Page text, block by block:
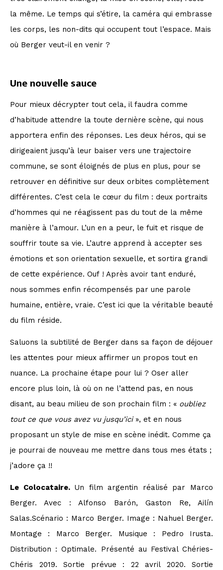
la même. Le temps qui s’étire, la caméra qui embrasse
les corps, les non-dits qui occupent tout l’espace. Mais
où Berger veut-il en venir ?
Une nouvelle sauce
Pour mieux décrypter tout cela, il faudra comme
d’habitude attendre la toute dernière scène, qui nous
apportera enfin des réponses. Les deux héros, qui se
dirigeaient jusqu’à leur baiser vers une trajectoire
commune, se sont éloignés de plus en plus, pour se
retrouver en définitive sur deux orbites complètement
différentes. C’est cela le cœur du film : deux portraits
d’hommes qui ne réagissent pas du tout de la même
manière à l’amour. L’un en a peur, le fuit et risque de
souffrir toute sa vie. L’autre apprend à accepter ses
émotions et son orientation sexuelle, et sortira grandi
de cette expérience. Ouf ! Après avoir tant enduré,
nous sommes enfin récompensés par une parole
humaine, entière, vraie. C’est ici que la véritable beauté
du film réside.
Saluons la subtilité de Berger dans sa façon de déjouer
les attentes pour mieux affirmer un propos tout en
nuance. La prochaine étape pour lui ? Oser aller
encore plus loin, là où on ne l’attend pas, en nous
disant, au beau milieu de son prochain film : « oubliez
tout ce que vous avez vu jusqu’ici», et en nous
proposant un style de mise en scène inédit. Comme ça
je pourrai de nouveau me mettre dans tous mes états ;
j’adore ça !!
Le Colocataire. Un film argentin réalisé par Marco
Berger. Avec : Alfonso Barón, Gaston Re, Ailín
Salas.Scénario : Marco Berger. Image : Nahuel Berger.
Montage : Marco Berger. Musique : Pedro Irusta.
Distribution : Optimale. Présenté au Festival Chéries-
Chéris 2019. Sortie prévue : 22 avril 2020. Sortie